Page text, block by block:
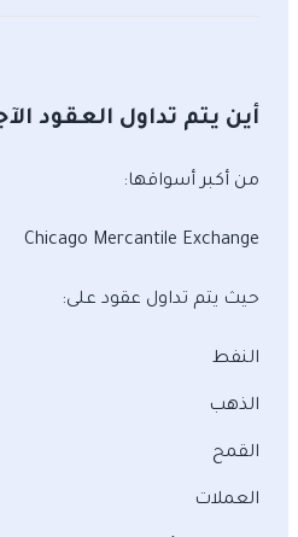
أين يتم تداول العقود
من أكبر أسواقها:
Chicago Mercantile Exchange
حيث يتم تداول عقود على:
النفط
الذهب
القمح
العملات